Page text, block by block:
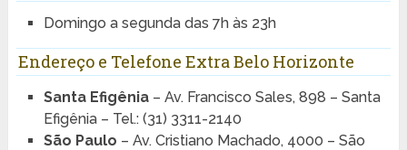
Domingo a segunda das 7h às 23h
Endereço e Telefone Extra Belo Horizonte
Santa Efigênia– Av. Francisco Sales, 898 – Santa
Efigênia – Tel.: (31) 3311-2140
São Paulo – Av. Cristiano Machado, 4000 – São